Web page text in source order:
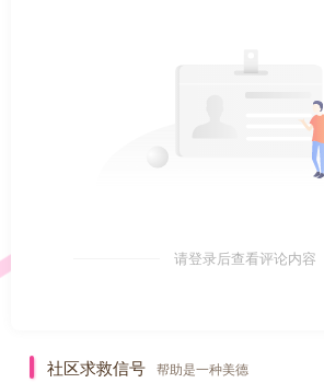
请登录后查看评论内容
社区求救信号 帮助是一种美德